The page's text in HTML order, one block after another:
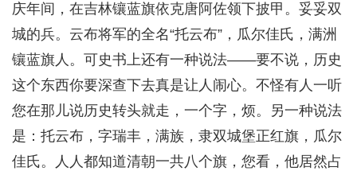
庆年间，在吉林镶蓝旗依克唐阿佐领下披甲。妥妥双
城的兵。云布将军的全名“托云布”，瓜尔佳氏，满洲
镶蓝旗人。可史书上还有一种说法——要不说，历史
这个东西你要深查下去真是让人闹心。不怪有人一听
您在那儿说历史转头就走，一个字，烦。另一种说法
是：托云布，字瑞丰，满族，隶双城堡正红旗，瓜尔
佳氏。人人都知道清朝一共八个旗，您看，他居然占